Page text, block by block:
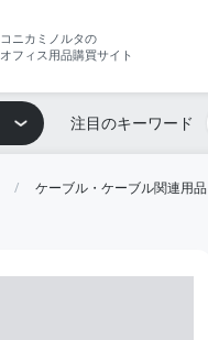
コニカミノルタの
オフィス用品購買サイト
注目のキーワード
ケーブル・ケーブル関連用品